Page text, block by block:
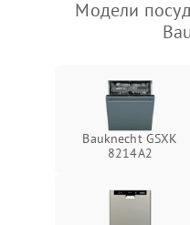
Модели
Bauknecht GSXK
8214A2